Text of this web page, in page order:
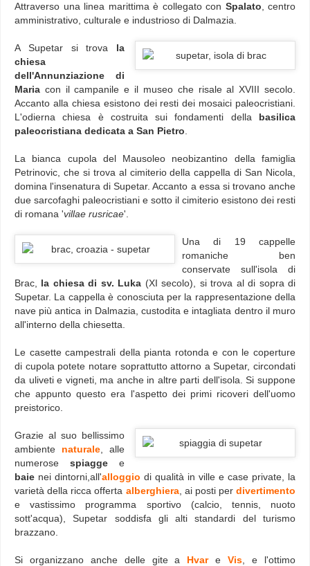
Attraverso una linea marittima è collegato con Spalato , centro
amministrativo, culturale e industrioso di Dalmazia.
A Supetar si trova la
chiesa
dell'Annunziazione di
Maria con il campanile e il museo che risale al XVIII secolo.
Accanto alla chiesa esistono dei resti dei mosaici paleocristiani.
L'odierna chiesa è costruita sui fondamenti della basilica
paleocristiana dedicata a San Pietro
La bianca cupola del Mausoleo neobizantino della famiglia
Petrinovic, che si trova al cimiterio della cappella di San Nicola,
domina l'insenatura di Supetar. Accanto a essa si trovano anche
due sarcofaghi paleocristiani e sotto il cimiterio esistono dei resti
di romana 'villae rusricae'.
Una di 19 cappelle
romaniche ben
conservate sull'isola di
Brac, la chiesa di sv. Luka (XI secolo), si trova al di sopra di
Supetar. La cappella è conosciuta per la rappresentazione della
nave più antica in Dalmazia, custodita e intagliata dentro il muro
all'interno della chiesetta.
Le casette campestrali della pianta rotonda e con le coperture
di cupola potete notare soprattutto attorno a Supetar, circondati
da uliveti e vigneti, ma anche in altre parti dell'isola. Si suppone
che appunto questo era l'aspetto dei primi ricoveri dell'uomo
preistorico.
Grazie al suo bellissimo
ambiente naturale , alle
numerose spiagge e
baie nei dintorni,all'alloggio di qualità in ville e case private, la
varietà della ricca offerta alberghiera, ai posti per divertimento
e vastissimo programma sportivo (calcio, tennis, nuoto
sott'acqua), Supetar soddisfa gli alti standardi del turismo
brazzano.
Si organizzano anche delle gite a HvareVis , e l'ottimo